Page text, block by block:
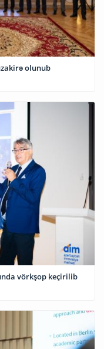
olunub
vörkşop keçirilib